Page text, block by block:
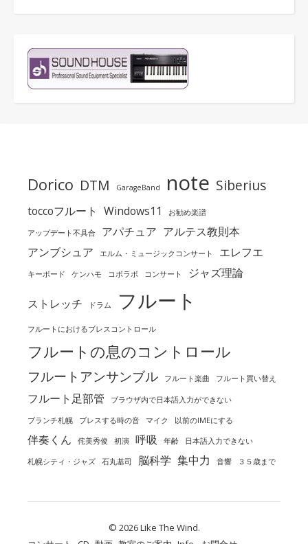
Dorico DTM GarageBand note Siberius
toccoフルート Windows11 お勧め楽譜
アップデート不具合 アパチュア アルテス教則本
アンブシュア
エルム・ミュージックコンサート エレフエ
キーボード ケンハモ コボラボ コンサート ジャズ理論
ストレッチ ドラム フルート
フルートにおけるブレスコントロール
フルートの息のコントロール
フルートアンサンブル フルート楽曲 フルート買い替え
フルート足部管 ブラウザ内で日本語入力ができない
ブランチ札幌 ブレスする時の音 マイク 以前のIMEにする
伴奏くん 侘美秀俊 初演 呼吸 年齢 日本語入力できない
札幌シティ・ジャズ 石丸基司 脳科学 集中力 音響 ３５歳まで
© 2026 Like The Wind.